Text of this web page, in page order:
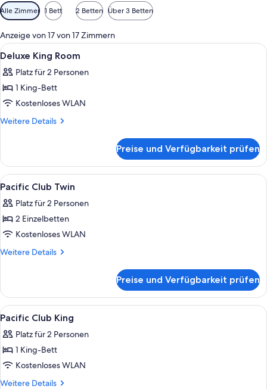
Verfügbare
Filter
für
Zimmer
Alle Zimmer 1 Bett 2 Betten Über 3 Betten
Anzeige von 17 von 17 Zimmern
Alle
Fotos
für
Deluxe
King
Room
Hochwertige Bettwaren, Minibar,
1
Deluxe King Room
Platz für 2 Personen
1 King-Bett
Kostenloses WLAN
Weitere Details
Weitere
King
Room
Preise und Verfügbarkeit prüfen
Alle
Fotos
für
Pacific
Club
Twin
Hochwertige Bettwaren, Minibar,
3
Pacific Club Twin
Platz für 2 Personen
2 Einzelbetten
Kostenloses WLAN
Weitere Details
Weitere
Club
Twin
Preise und Verfügbarkeit prüfen
Alle
Fotos
für
Pacific
Club
King
Hochwertige Bettwaren, Minibar,
16
Pacific Club King
Platz für 2 Personen
1 King-Bett
Kostenloses WLAN
Weitere Details
Weitere